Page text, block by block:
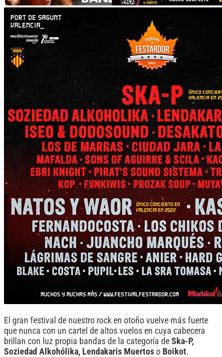
El gran festival de nuestro rock en otoño vuelve más fuerte
que nunca con un cartel de altos vuelos en cuya cabecera
brillan con luz propia bandas de la categoría de Ska-P,
Soziedad Alkohólika, Lendakaris Muertos o Boikot.